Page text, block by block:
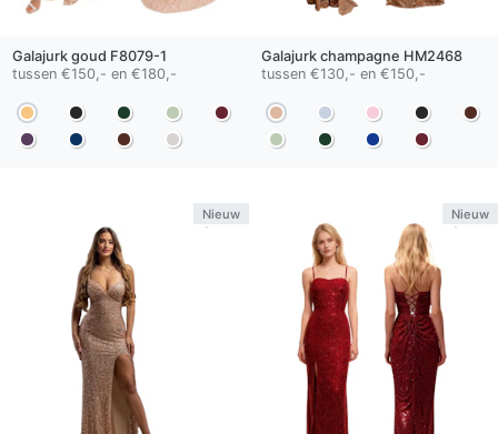
Galajurk goud F8079-1
tussen €150,- en €180,-
Galajurk champagne HM2468
tussen €130,- en €150,-
Nieuw Nieuw